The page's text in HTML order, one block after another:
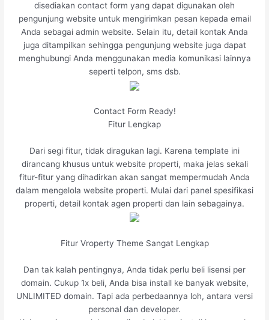
disediakan contact form yang dapat digunakan oleh
pengunjung website untuk mengirimkan pesan kepada email
Anda sebagai admin website. Selain itu, detail kontak Anda
juga ditampilkan sehingga pengunjung website juga dapat
menghubungi Anda menggunakan media komunikasi lainnya
seperti telpon, sms dsb.
Contact Form Ready!
Fitur Lengkap
Dari segi fitur, tidak diragukan lagi. Karena template ini
dirancang khusus untuk website properti, maka jelas sekali
fitur-fitur yang dihadirkan akan sangat mempermudah Anda
dalam mengelola website properti. Mulai dari panel spesifikasi
properti, detail kontak agen properti dan lain sebagainya.
Fitur Vroperty Theme Sangat Lengkap
Dan tak kalah pentingnya, Anda tidak perlu beli lisensi per
domain. Cukup 1x beli, Anda bisa install ke banyak website,
UNLIMITED domain. Tapi ada perbedaannya loh, antara versi
personal dan developer.